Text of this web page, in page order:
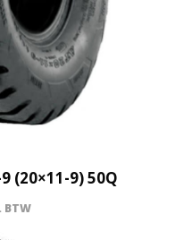
(20×11-9) 50Q
BTW